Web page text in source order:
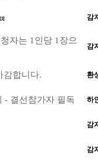
[1] 감
자는 1인당 1장으
감
감합니다. 환
- 결선참가자 필독 하
감
감